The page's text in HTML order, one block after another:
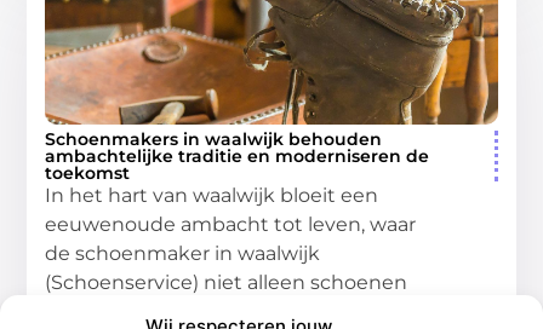
Schoenmakers in waalwijk behouden
ambachtelijke traditie en moderniseren de
toekomst
In het hart van waalwijk bloeit een
eeuwenoude ambacht tot leven, waar
de schoenmaker in waalwijk
(Schoenservice) niet alleen schoenen